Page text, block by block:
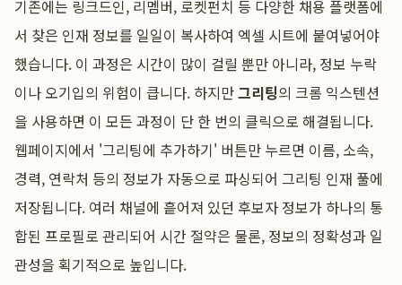
기존에는 링크드인, 리멤버, 로켓펀치 등 다양한 채용 플랫폼에
서 찾은 인재 정보를 일일이 복사하여 엑셀 시트에 붙여넣어야
했습니다. 이 과정은 시간이 많이 걸릴 뿐만 아니라, 정보 누락
이나 오기입의 위험이 큽니다. 하지만그리팅의 크롬 익스텐션
을 사용하면 이 모든 과정이 단 한 번의 클릭으로 해결됩니다.
웹페이지에서 '그리팅에 추가하기' 버튼만 누르면 이름, 소속,
경력, 연락처 등의 정보가 자동으로 파싱되어 그리팅 인재 풀에
저장됩니다. 여러 채널에 흩어져 있던 후보자 정보가 하나의 통
합된 프로필로 관리되어 시간 절약은 물론, 정보의 정확성과 일
관성을 획기적으로 높입니다.